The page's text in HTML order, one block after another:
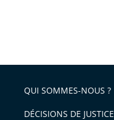
QUI SOMMES-NOUS ?
DÉCISIONS DE JUSTICE